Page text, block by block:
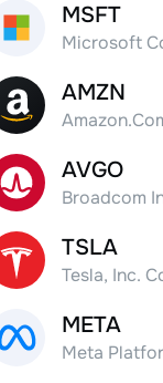
MSFT
AMZN
AVGO
TSLA
META